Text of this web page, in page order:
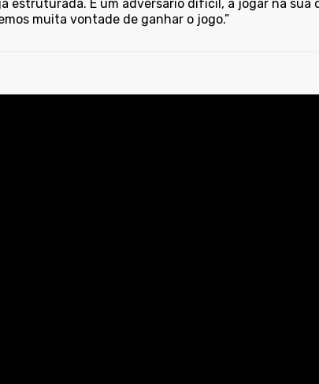
estruturada. É um adversário difícil, a jogar na sua
muita vontade de ganhar o jogo.”